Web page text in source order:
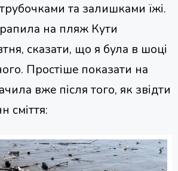
та залишками їжі.
на пляж Кути
сказати, що я була в шоці
Простіше показати на
вже після того, як звідти
сміття: